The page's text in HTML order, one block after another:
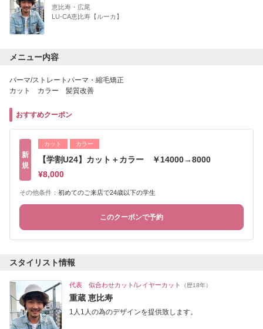
恵比寿・広尾
LU-CA恵比寿【ルーカ】
メニュー内容
パーマ/ストレートパーマ・縮毛矯正
カット カラー 髪質改善
おすすめクーポン
新
規
カット カラー
【学割U24】カット＋カラー ￥14000→8000
¥8,000
その他条件： 初めてのご来店で24歳以下の学生
このクーポンで予約
スタイリスト情報
代表 似合わせカット/レイヤーカット （歴18年）
重蔵 恵比寿
1人1人の為のデザインを提供致します。